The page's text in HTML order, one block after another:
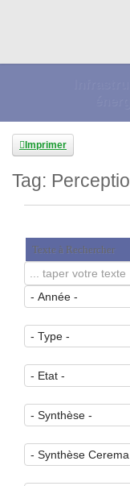
Imprimer
Tag:
Texte à Rechercher